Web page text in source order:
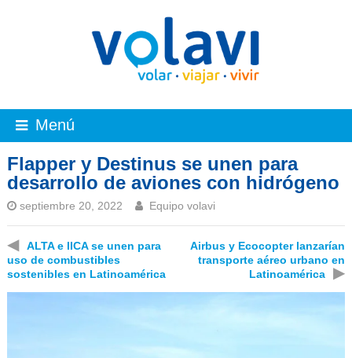
Menú
Flapper y Destinus se unen para
desarrollo de aviones con hidrógeno
septiembre 20, 2022 Equipo volavi
◀
ALTA e IICA se unen para
uso de combustibles
sostenibles en Latinoamérica
Airbus y Ecocopter lanzarían
transporte aéreo urbano en
Latinoamérica
▶